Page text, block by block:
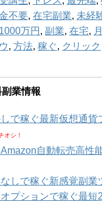
不要, 在宅副業, 未経
万円 , 副業, 在宅,
, 方法, 稼ぐ, クリック
業情報
で稼ぐ最新仮想通貨
オシ！
自動転売高性
しで稼ぐ新感覚副業
プションで稼ぐ最短